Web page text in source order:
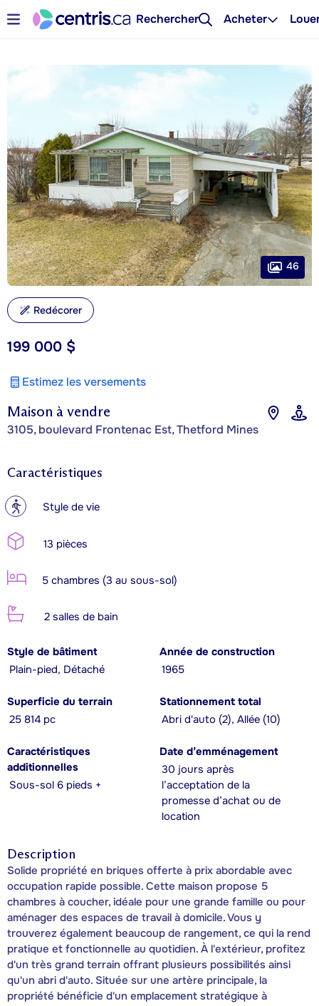
Rechercher Acheter
Maison à vendre
3105, boulevard Frontenac Est, Thetford Mines
199 000 $
Estimez les versements
46
Redécorer
Caractéristiques
? Style de vie
13 pièces
5 chambres (3 au sous-sol)
2 salles de bain
Style de bâtiment
Plain-pied, Détaché
Année de construction
1965
Superficie du terrain
25 814 pc
Stationnement total
Abri d'auto (2), Allée (10)
Caractéristiques
additionnelles
Sous-sol 6 pieds +
Date d’emménagement
30 jours après
l’acceptation de la
promesse d’achat ou de
location
Description
Solide propriété en briques offerte à prix abordable avec
occupation rapide possible. Cette maison propose 5
chambres à coucher, idéale pour une grande famille ou pour
aménager des espaces de travail à domicile. Vous y
trouverez également beaucoup de rangement, ce qui la rend
pratique et fonctionnelle au quotidien. À l'extérieur, profitez
d'un très grand terrain offrant plusieurs possibilités ainsi
qu'un abri d'auto. Située sur une artère principale, la
propriété bénéficie d'un emplacement stratégique à